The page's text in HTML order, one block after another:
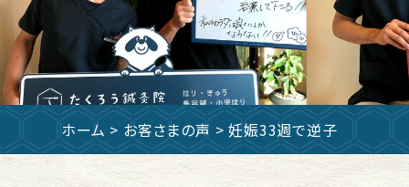
ホーム > お客さまの声 > 妊娠33週で逆子